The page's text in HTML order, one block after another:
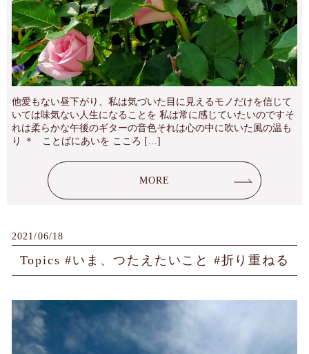
他愛もない昼下がり、私は気づいた目に見えるモノだけを信じて
いては味気ない人生になることを 私は常に感じていたいのですそ
れは柔らかな午後のギターの音色それは心の中に吹いた風の温も
り ＊ ことばにあいを こころ […]
MORE
2021/06/18
Topics #いま、つたえたいこと #折り重ねる